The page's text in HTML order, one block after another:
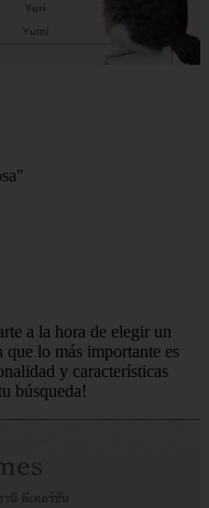
a la hora de elegir un
que lo más importante es
y características
búsqueda!